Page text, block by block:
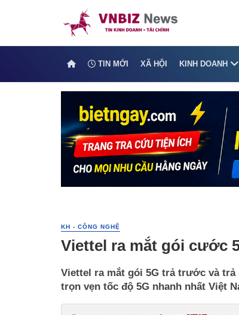
TIN MỚI XÃ HỘI KINH DOANH
KH - CÔNG NGHỆ
Viettel ra mắt gói cước
Viettel ra mắt gói 5G trả trước và
trọn vẹn tốc độ 5G nhanh nhất Việt